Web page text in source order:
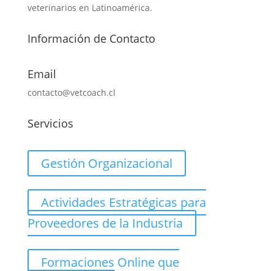
veterinarios en Latinoamérica.
Información de Contacto
Email
contacto@vetcoach.cl
Servicios
Gestión Organizacional
Actividades Estratégicas para
Proveedores de la Industria
Formaciones Online que